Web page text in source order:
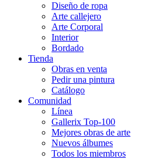
Diseño de ropa
Arte callejero
Arte Corporal
Interior
Bordado
Tienda
Obras en venta
Pedir una pintura
Catálogo
Comunidad
Línea
Gallerix Top-100
Mejores obras de arte
Nuevos álbumes
Todos los miembros